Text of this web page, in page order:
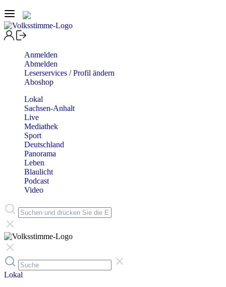
Anmelden
Abmelden
Leserservices / Profil ändern
Aboshop
Lokal
Sachsen-Anhalt
Live
Mediathek
Sport
Deutschland
Panorama
Leben
Blaulicht
Podcast
Video
Lokal